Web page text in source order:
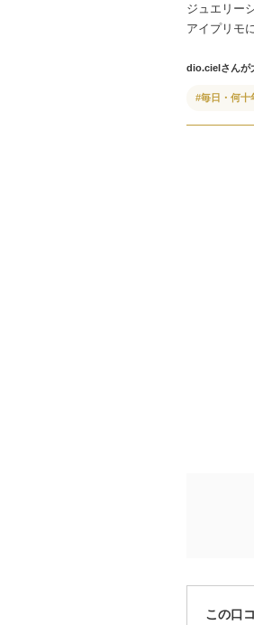
ジュエリー
アイプリモ
dio.cielさんが
#毎日・何十
この口